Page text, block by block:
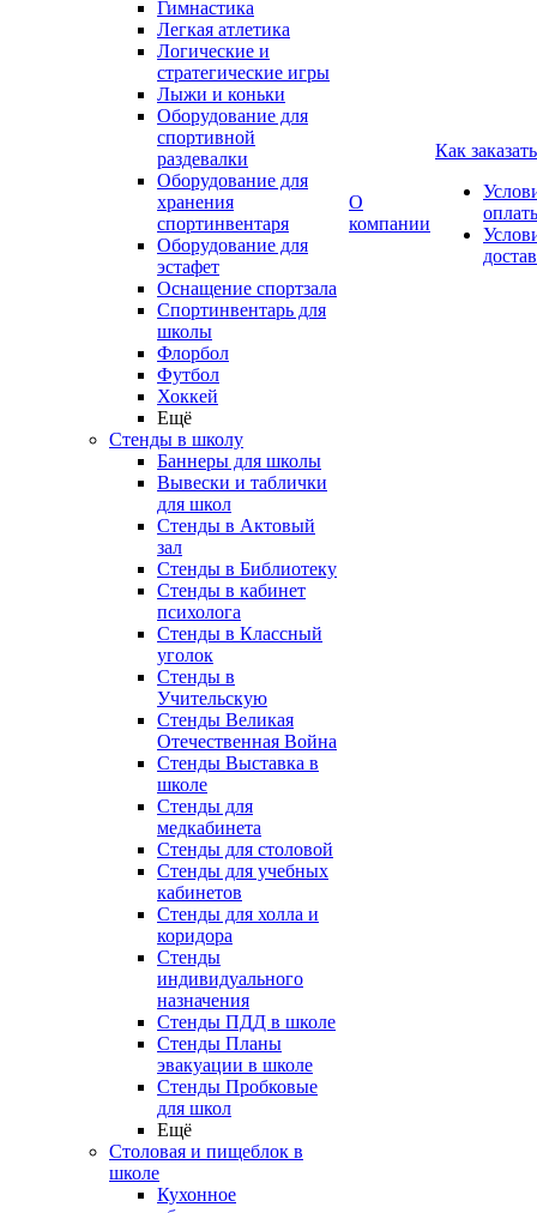
Гимнастика
Легкая атлетика
Логические и
стратегические игры
Лыжи и коньки
Оборудование для
спортивной
раздевалки
Оборудование для
хранения
спортинвентаря
Оборудование для
эстафет
Оснащение спортзала
Спортинвентарь для
школы
Флорбол
Футбол
Хоккей
Ещё
Стенды в школу
Баннеры для школы
Вывески и таблички
для школ
Стенды в Актовый
зал
Стенды в Библиотеку
Стенды в кабинет
психолога
Стенды в Классный
уголок
Стенды в
Учительскую
Стенды Великая
Отечественная Война
Стенды Выставка в
школе
Стенды для
медкабинета
Стенды для столовой
Стенды для учебных
кабинетов
Стенды для холла и
коридора
Стенды
индивидуального
назначения
Стенды ПДД в школе
Стенды Планы
эвакуации в школе
Стенды Пробковые
для школ
Ещё
Столовая и пищеблок в
школе
Кухонное
О
компании
Как